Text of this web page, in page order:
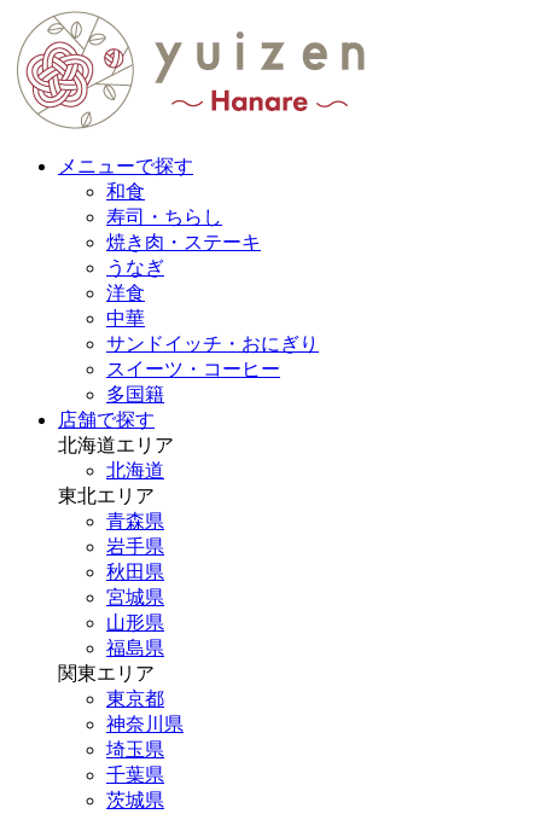
メニューで探す
和食
寿司・ちらし
焼き肉・ステーキ
うなぎ
洋食
中華
サンドイッチ・おにぎり
スイーツ・コーヒー
多国籍
店舗で探す
北海道エリア
北海道
東北エリア
青森県
岩手県
秋田県
宮城県
山形県
福島県
関東エリア
東京都
神奈川県
埼玉県
千葉県
茨城県